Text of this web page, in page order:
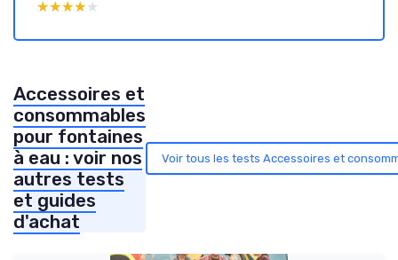
★★★★★
★★★★★
Accessoires et
consommables
pour fontaines
à eau : voir nos
autres tests
et guides
d'achat
Voir tous les tests Accessoires et